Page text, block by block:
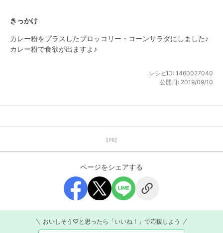
きっかけ
カレー粉をプラスしたブロッコリー・コーンサラダにしました♪
カレー粉で食欲が出ますよ♪
レシピID: 1460027040
公開日: 2019/09/10
【PR】
ページをシェアする
おいしそう♡と思ったら「いいね！」で応援しよう